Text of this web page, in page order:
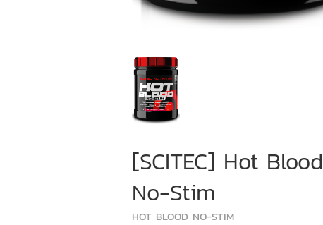
[SCITEC] Hot Blood
No-Stim
HOT BLOOD NO-STIM